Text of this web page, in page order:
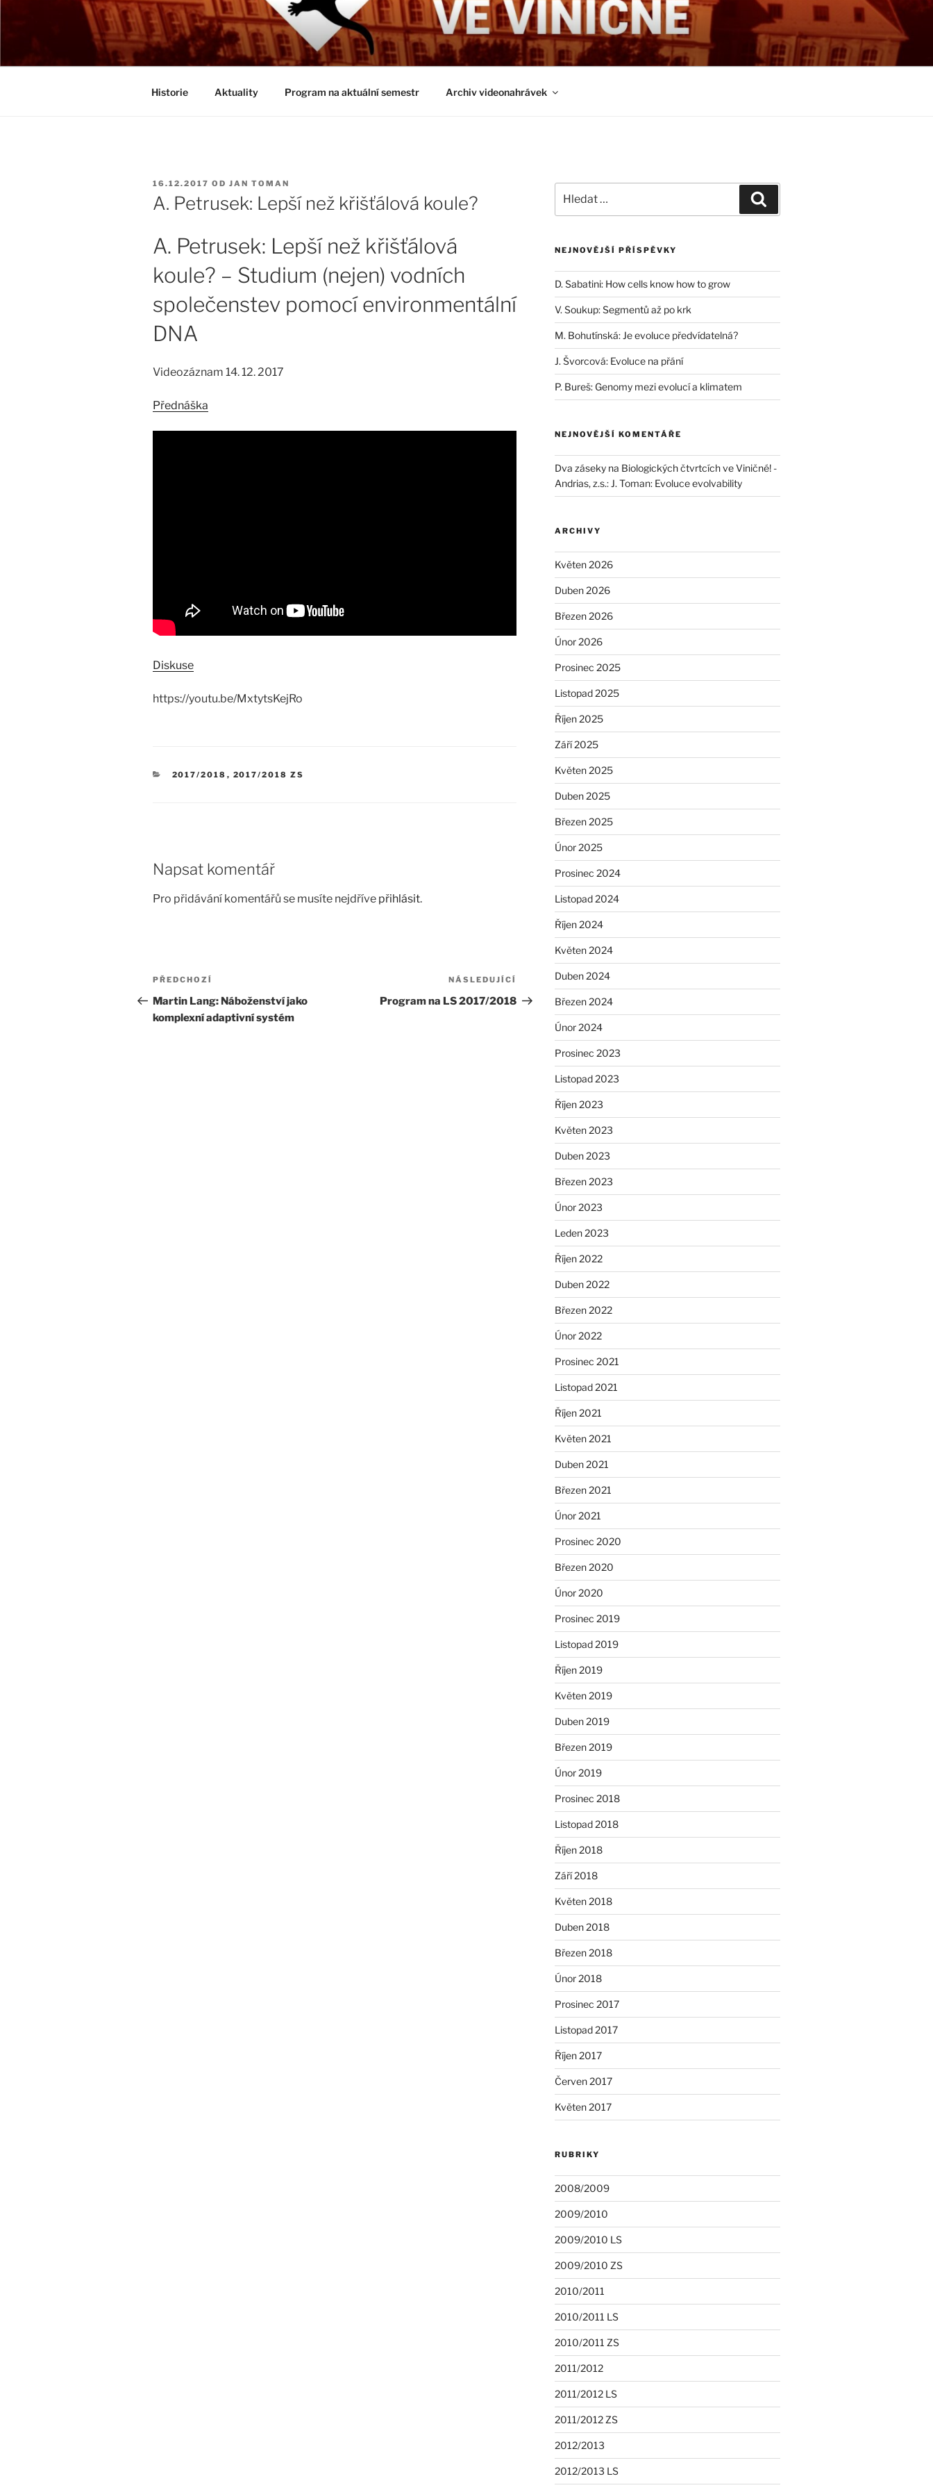
Přejít
webu
BIOLOGICKÉ ČTVRTKY VE VINIČNÉ
Určeno všem zájemcům o evoluci a obecnější biologická témata
Historie Aktuality Program na aktuální semestr Archiv videonahrávek
PUBLIKOVÁNO
16.12.2017 OD JAN TOMAN
A. Petrusek: Lepší než křišťálová koule?
A. Petrusek: Lepší než křišťálová
koule? – Studium (nejen) vodních
společenstev pomocí environmentální
DNA
Videozáznam 14. 12. 2017
Přednáška
Diskuse
https://youtu.be/MxtytsKejRo
RUBRIKY
2017/2018 , 2017/2018 ZS
Napsat komentář
Pro přidávání komentářů se musíte nejdříve přihlásit.
Navigace
pro
příspěvek
Předchozí
příspěvek
PŘEDCHOZÍ
Martin Lang: Náboženství jako
komplexní adaptivní systém
Následující
příspěvek
NÁSLEDUJÍCÍ
Program na LS 2017/2018
NEJNOVĚJŠÍ PŘÍSPĚVKY
D. Sabatini: How cells know how to grow
V. Soukup: Segmentů až po krk
M. Bohutínská: Je evoluce předvídatelná?
J. Švorcová: Evoluce na přání
P. Bureš: Genomy mezi evolucí a klimatem
NEJNOVĚJŠÍ KOMENTÁŘE
Dva záseky na Biologických čtvrtcích ve Viničné! -
Andrias, z.s.: J. Toman: Evoluce evolvability
ARCHIVY
Květen 2026
Duben 2026
Březen 2026
Únor 2026
Prosinec 2025
Listopad 2025
Říjen 2025
Září 2025
Květen 2025
Duben 2025
Březen 2025
Únor 2025
Prosinec 2024
Listopad 2024
Říjen 2024
Květen 2024
Duben 2024
Březen 2024
Únor 2024
Prosinec 2023
Listopad 2023
Říjen 2023
Květen 2023
Duben 2023
Březen 2023
Únor 2023
Leden 2023
Říjen 2022
Duben 2022
Březen 2022
Únor 2022
Prosinec 2021
Listopad 2021
Říjen 2021
Květen 2021
Duben 2021
Březen 2021
Únor 2021
Prosinec 2020
Březen 2020
Únor 2020
Prosinec 2019
Listopad 2019
Říjen 2019
Květen 2019
Duben 2019
Březen 2019
Únor 2019
Prosinec 2018
Listopad 2018
Říjen 2018
Září 2018
Květen 2018
Duben 2018
Březen 2018
Únor 2018
Prosinec 2017
Listopad 2017
Říjen 2017
Červen 2017
Květen 2017
RUBRIKY
2008/2009
2009/2010
2009/2010 LS
2009/2010 ZS
2010/2011
2010/2011 LS
2010/2011 ZS
2011/2012
2011/2012 LS
2011/2012 ZS
2012/2013
2012/2013 LS